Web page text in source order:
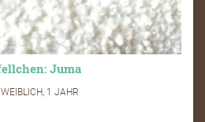
Juma
WEIBLICH, 1 JAHR